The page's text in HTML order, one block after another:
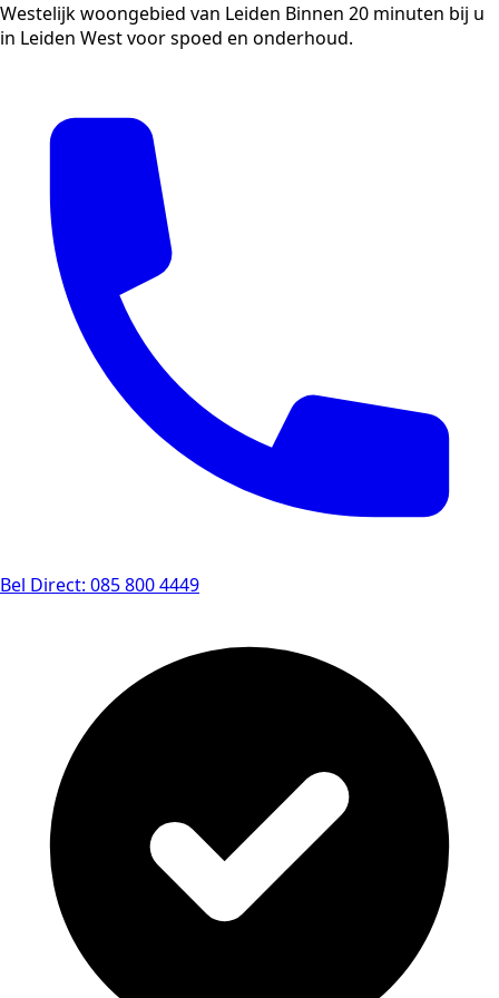
Westelijk woongebied van Leiden Binnen 20 minuten bij u
in Leiden West voor spoed en onderhoud.
Bel Direct: 085 800 4449